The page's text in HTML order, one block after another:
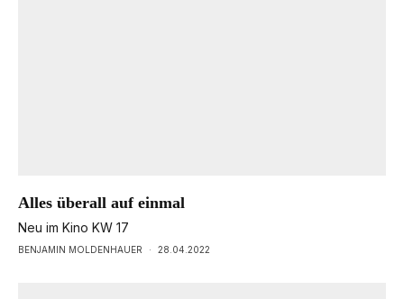
Alles überall auf einmal
Neu im Kino KW 17
BENJAMIN MOLDENHAUER · 28.04.2022